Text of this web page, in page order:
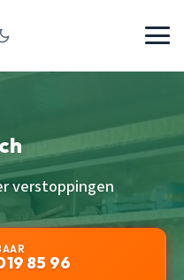
verstoppingen
85 96